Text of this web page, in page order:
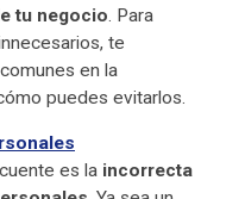
tu negocio. Para
te
en la
puedes evitarlos.
es la incorrecta